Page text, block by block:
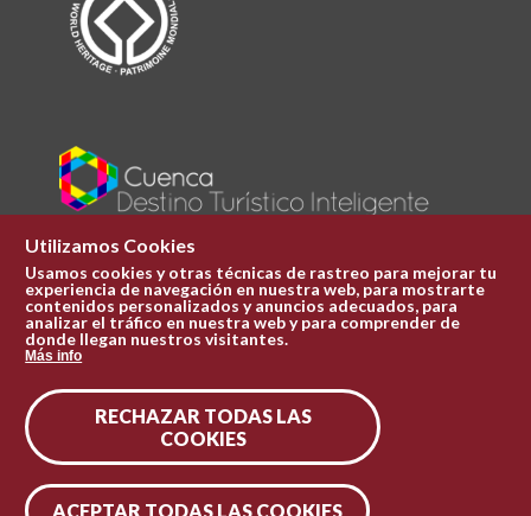
Plaza Mayor 1
969 241 051
ofi.turismo@cuenca.es
Síguenos en las redes
Utilizamos Cookies
Usamos cookies y otras técnicas de rastreo para mejorar tu
experiencia de navegación en nuestra web, para mostrarte
contenidos personalizados y anuncios adecuados, para
analizar el tráfico en nuestra web y para comprender de
donde llegan nuestros visitantes.
Más info
RECHAZAR TODAS LAS
COOKIES
ACEPTAR TODAS LAS COOKIES